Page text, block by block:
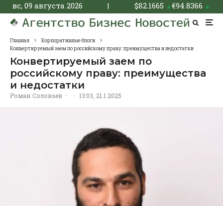
вс, 09 августа 2026 | $82.1665 ▲€94.8366 ▲
Главная
Корпоративные блоги
Конвертируемый заем по российскому праву: преимущества и недостатки
Конвертируемый заем по
российскому праву: преимущества
и недостатки
Роман Соловьев · · 13:03, 21.1.2025